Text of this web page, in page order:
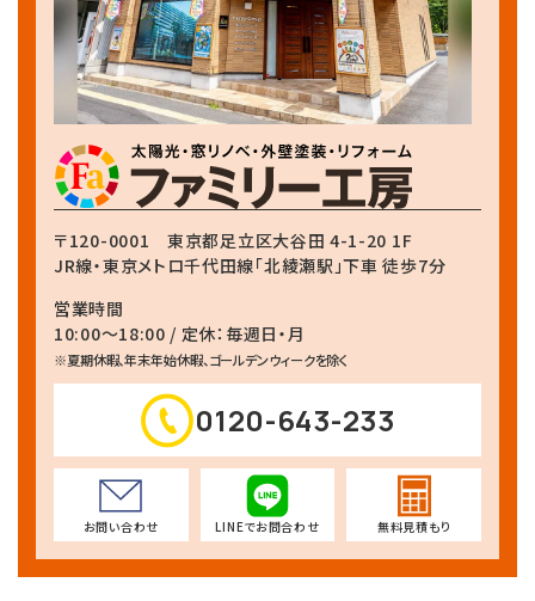
〒120-0001 東京都足立区大谷田 4-1-20 1F
JR線・東京メトロ千代田線「北綾瀬駅」下車 徒歩7分
営業時間
10:00～18:00 / 定休：毎週日・月
※夏期休暇、年末年始休暇、ゴールデンウィークを除く
0120-643-233
お問い合わせ LINEでお問合わせ 無料見積もり